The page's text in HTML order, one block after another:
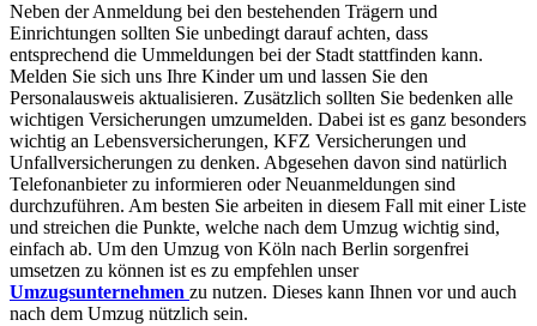
Neben der Anmeldung bei den bestehenden Trägern und
Einrichtungen sollten Sie unbedingt darauf achten, dass
entsprechend die Ummeldungen bei der Stadt stattfinden kann.
Melden Sie sich uns Ihre Kinder um und lassen Sie den
Personalausweis aktualisieren. Zusätzlich sollten Sie bedenken alle
wichtigen Versicherungen umzumelden. Dabei ist es ganz besonders
wichtig an Lebensversicherungen, KFZ Versicherungen und
Unfallversicherungen zu denken. Abgesehen davon sind natürlich
Telefonanbieter zu informieren oder Neuanmeldungen sind
durchzuführen. Am besten Sie arbeiten in diesem Fall mit einer Liste
und streichen die Punkte, welche nach dem Umzug wichtig sind,
einfach ab. Um den Umzug von Köln nach Berlin sorgenfrei
umsetzen zu können ist es zu empfehlen unser
Umzugsunternehmen zu nutzen. Dieses kann Ihnen vor und auch
nach dem Umzug nützlich sein.